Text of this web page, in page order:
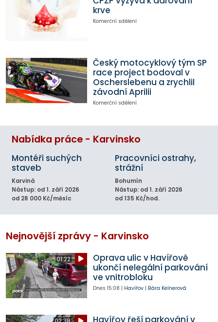
krve
Komerční sdělení
Český motocyklový tým SP
race project bodoval v
Oscherslebenu a zrychlil
závodní Aprilii
Komerční sdělení
Nabídka práce - Karvinsko
Montéři suchých
staveb
Karviná
Nástup: od 1. září 2026
od 28 000 Kč/měsíc
Pracovníci ostrahy,
strážní
Bohumín
Nástup: od 1. září 2026
od 135 Kč/hod.
Nejnovější zprávy - Karvinsko
01:22
Oprava ulic v Havířově
ukončí nelegální parkování
ve vnitrobloku
Dnes 15:08 | Havířov| Bára Kelnerová